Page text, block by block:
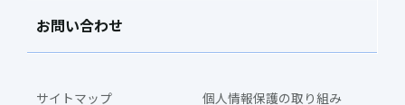
お問い合わせ
サイトマップ 個人情報保護の取り組み